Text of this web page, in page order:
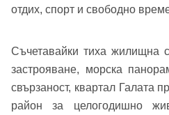
Забравена парола?
отдих, спорт и свободно
Съчетавайки тиха жилищна
застрояване, морска
свързаност, квартал Галата
район за целогодишно
Телефон*
се обадим